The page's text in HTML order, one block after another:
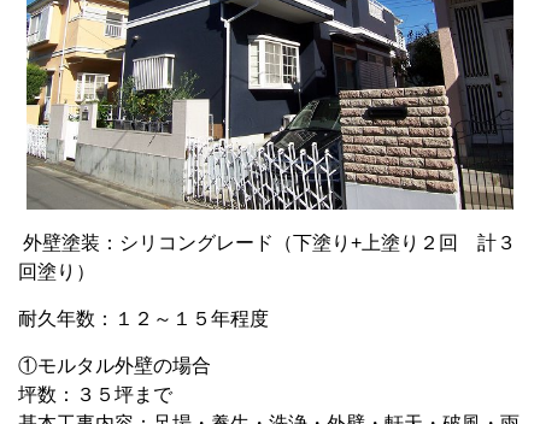
外壁塗装：シリコングレード（下塗り+上塗り２回 計３
回塗り）
耐久年数：１２～１５年程度
①モルタル外壁の場合
坪数：３５坪まで